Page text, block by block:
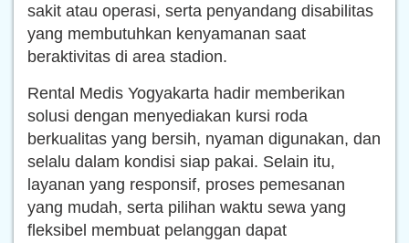
sakit atau operasi, serta penyandang disabilitas
yang membutuhkan kenyamanan saat
beraktivitas di area stadion.
Rental Medis Yogyakarta hadir memberikan
solusi dengan menyediakan kursi roda
berkualitas yang bersih, nyaman digunakan, dan
selalu dalam kondisi siap pakai. Selain itu,
layanan yang responsif, proses pemesanan
yang mudah, serta pilihan waktu sewa yang
fleksibel membuat pelanggan dapat